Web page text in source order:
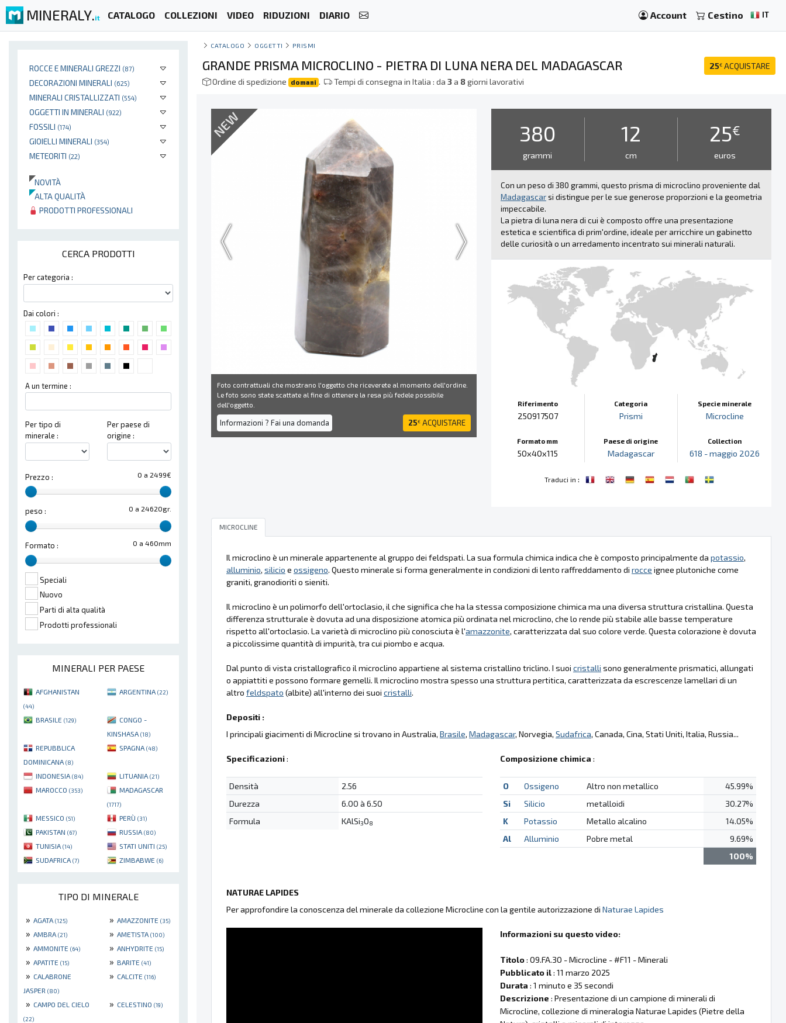
MINERALY.it CATALOGO COLLEZIONI VIDEO RIDUZIONI DIARIO Account Cestino IT
ROCCE E MINERALI GREZZI (87)
DECORAZIONI MINERALI (625)
MINERALI CRISTALLIZZATI (554)
OGGETTI IN MINERALI (922)
FOSSILI (174)
GIOIELLI MINERALI (354)
METEORITI (22)
NOVITÀ
ALTA QUALITÀ
PRODOTTI PROFESSIONALI
CERCA PRODOTTI
Per categoria :
Dai colori :
A un termine :
Per tipo di
minerale :
Per paese di
origine :
0 a 2499€
Prezzo :
0 a 24620gr.
peso :
0 a 460mm
Formato :
Speciali
Nuovo
Parti di alta qualità
Prodotti professionali
MINERALI PER PAESE
AFGHANISTAN
(44)
ARGENTINA (22)
BRASILE (129)
CONGO -
KINSHASA (18)
REPUBBLICA
DOMINICANA (8)
SPAGNA (48)
INDONESIA (84) LITUANIA (21)
MAROCCO (353) MADAGASCAR
(1717)
MESSICO (51) PERÙ (31)
PAKISTAN (67) RUSSIA (80)
TUNISIA (14) STATI UNITI (25)
SUDAFRICA (7) ZIMBABWE (6)
TIPO DI MINERALE
» AGATA (125) » AMAZZONITE (35)
» AMBRA (21) » AMETISTA (100)
» AMMONITE (64) » ANHYDRITE (15)
» APATITE (15) » BARITE (41)
» CALABRONE
JASPER (80)
» CALCITE (116)
» CAMPO DEL CIELO
(22)
» CELESTINO (19)
CATALOGO OGGETTI PRISMI
25€ ACQUISTARE
GRANDE PRISMA MICROCLINO - PIETRA DI LUNA NERA DEL MADAGASCAR
Ordine di spedizione domani . Tempi di consegna in Italia : da3a 8giorni lavorativi
NEW
Foto contrattuali che mostrano l'oggetto che riceverete al momento dell'ordine.
Le foto sono state scattate al fine di ottenere la resa più fedele possibile
dell'oggetto.
Informazioni ? Fai una domanda 25€ ACQUISTARE
380
grammi
12
cm
25€
euros
Con un peso di 380 grammi, questo prisma di microclino proveniente dal
Madagascarsi distingue per le sue generose proporzioni e la geometria
impeccabile.
La pietra di luna nera di cui è composto offre una presentazione
estetica e scientifica di prim'ordine, ideale per arricchire un gabinetto
delle curiosità o un arredamento incentrato sui minerali naturali.
Riferimento
250917507
Formato mm
50x40x115
Categoria
Prismi
Paese di origine
Madagascar
Specie minerale
Microcline
Collection
618 - maggio 2026
Traduci in :
MICROCLINE
Il microclino è un minerale appartenente al gruppo dei feldspati. La sua formula chimica indica che è composto principalmente da potassio,
alluminio, silicio e ossigeno. Questo minerale si forma generalmente in condizioni di lento raffreddamento di rocce ignee plutoniche come
graniti, granodioriti o sieniti.
Il microclino è un polimorfo dell'ortoclasio, il che significa che ha la stessa composizione chimica ma una diversa struttura cristallina. Questa
differenza strutturale è dovuta ad una disposizione atomica più ordinata nel microclino, che lo rende più stabile alle basse temperature
rispetto all'ortoclasio. La varietà di microclino più conosciuta è l'amazzonite, caratterizzata dal suo colore verde. Questa colorazione è dovuta
a piccolissime quantità di impurità, tra cui piombo e acqua.
Dal punto di vista cristallografico il microclino appartiene al sistema cristallino triclino. I suoi cristalli sono generalmente prismatici, allungati
o appiattiti e possono formare gemelli. Il microclino mostra spesso una struttura pertitica, caratterizzata da escrescenze lamellari di un
altro feldspato (albite) all'interno dei suoi cristalli.
Depositi :
I principali giacimenti di Microcline si trovano in Australia, Brasile, Madagascar, Norvegia, Sudafrica, Canada, Cina, Stati Uniti, Italia, Russia...
Specificazioni:
Densità
2.56
Durezza
6.00 à 6.50
Formula
KAlSi3O8
Composizione chimica :
O Ossigeno Altro non metallico
45.99%
Si
Silicio metalloidi
30.27%
K
Potassio Metallo alcalino
14.05%
Al
Alluminio Pobre metal
9.69%
100%
NATURAE LAPIDES
Per approfondire la conoscenza del minerale da collezione Microcline con la gentile autorizzazione di Naturae Lapides
Informazioni su questo video:
Titolo: 09.FA.30 - Microcline - #F11 - Minerali
Pubblicato il: 11 marzo 2025
Durata : 1 minuto e 35 secondi
Descrizione : Presentazione di un campione di minerali di
Microcline, collezione di mineralogia Naturae Lapides (Pietre della